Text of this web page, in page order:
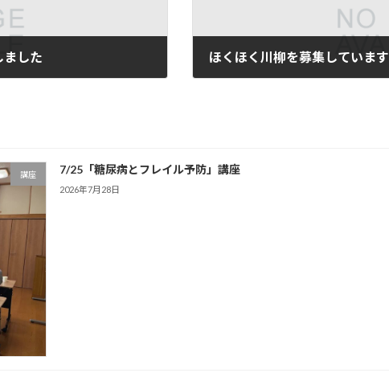
ました ほくほく川柳を募集しています
講座 7/25「糖尿病とフレイル予防」講座
2026年7月28日